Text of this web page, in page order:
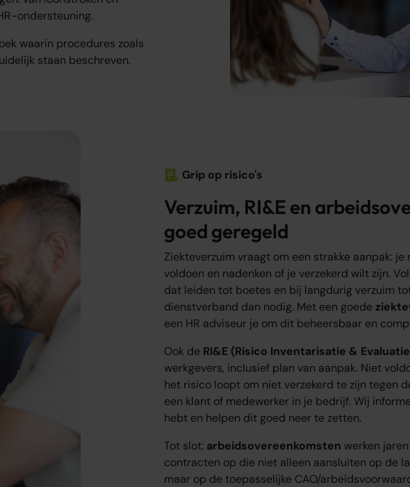
ondersteuning.
waarin procedures zoals
staan beschreven.
Grip op risico's
Verzuim, RI&E en
goed geregeld
Ziekteverzuim vraagt om een strakke aanpak:
voldoen en nadenken of je verzekerd wilt zijn.
dat leiden tot boetes en bij langdurig verzuim
dienstverband dan nodig. Met een goede
een HR adviseur je om dit beheersbaar en
Ook de RI&E (Risico Inventarisatie &
werkgevers, inclusief plan van aanpak. Niet
het risico loopt om niet verzekerd te zijn tegen
een klant of medewerker in je bedrijf. Wij
hebt en helpen dit goed neer te zetten.
Tot slot: arbeidsovereenkomsten werken
contracten op die niet alleen aansluiten op de
maar op de toepasselijke CAO/